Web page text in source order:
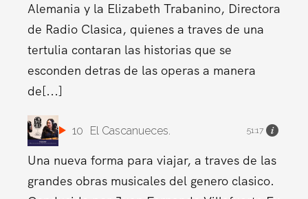
Alemania y la Elizabeth Trabanino, Directora
de Radio Clasica, quienes a traves de una
tertulia contaran las historias que se
esconden detras de las operas a manera
de[...]
10 El Cascanueces. 51:17
Una nueva forma para viajar, a traves de las
grandes obras musicales del genero clasico.